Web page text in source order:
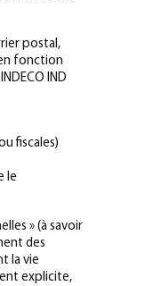
postal,
fonction
IND
fiscales)
le
» (à savoir
des
la vie
explicite,